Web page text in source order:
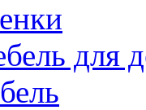
для